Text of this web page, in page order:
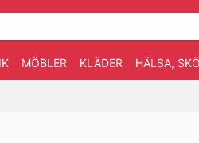
MÖBLER KLÄDER HÄLSA,